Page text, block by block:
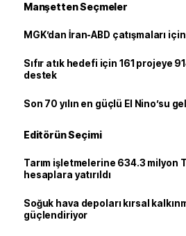
Manşetten Seçmeler
MGK’dan İran-ABD çatışmaları
Sıfır atık hedefi için 161 projeye
destek
Son 70 yılın en güçlü El Nino’su
Editörün Seçimi
Tarım işletmelerine 634.3 milyon
hesaplara yatırıldı
Soğuk hava depoları kırsal
güçlendiriyor